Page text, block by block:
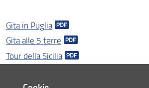
Gita in Puglia
Gita alle 5 terre
Tour della Sicilia
Sardegna: il golfo di Orosei
Area attività sportive-(vecchia versione)
Sezioni Sportive